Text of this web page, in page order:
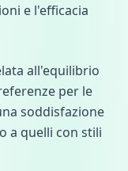
e l'efficacia
all'equilibrio
per le
soddisfazione
a quelli con stili